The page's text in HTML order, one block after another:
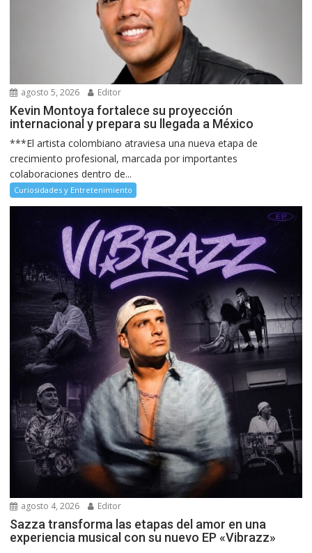
agosto 5, 2026 Editor
Kevin Montoya fortalece su proyección
internacional y prepara su llegada a México
***El artista colombiano atraviesa una nueva etapa de
crecimiento profesional, marcada por importantes
colaboraciones dentro de...
Curiosidades y Entretenimiento
agosto 4, 2026 Editor
Sazza transforma las etapas del amor en una
experiencia musical con su nuevo EP «Vibrazz»